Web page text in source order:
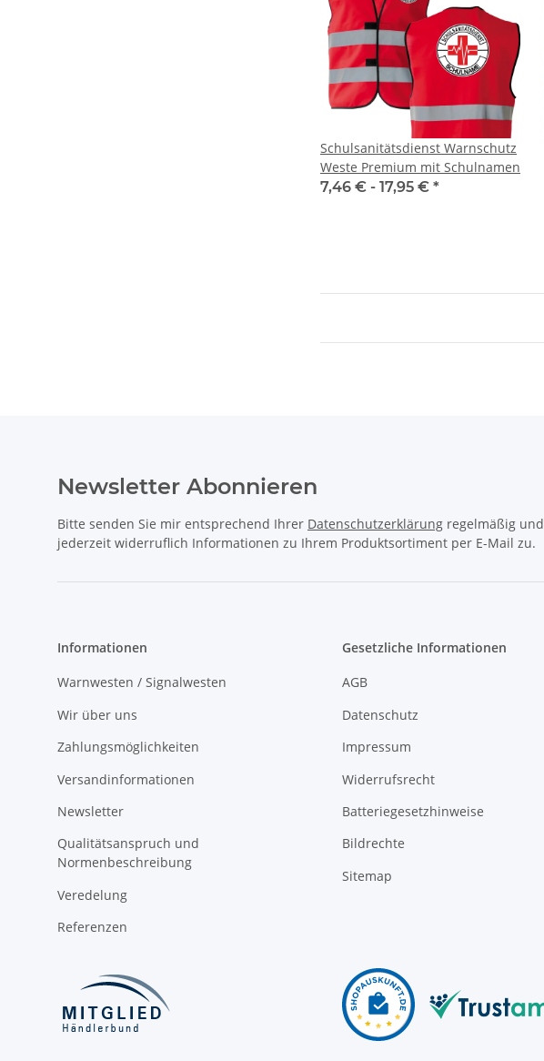
Schulsanitätsdienst Warnschutz
Weste Premium mit Schulnamen
7,46 € - 17,95 € *
Newsletter Abonnieren
Bitte senden Sie mir entsprechend Ihrer Datenschutzerklärung regelmäßig und
jederzeit widerruflich Informationen zu Ihrem Produktsortiment per E-Mail zu.
Informationen
Warnwesten / Signalwesten
Wir über uns
Zahlungsmöglichkeiten
Versandinformationen
Newsletter
Qualitätsanspruch und
Normenbeschreibung
Veredelung
Referenzen
Gesetzliche Informationen
AGB
Datenschutz
Impressum
Widerrufsrecht
Batteriegesetzhinweise
Bildrechte
Sitemap